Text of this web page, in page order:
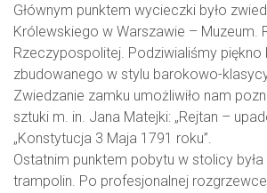
Głównym punktem wycieczki było
Królewskiego w Warszawie – Muzeum.
Rzeczypospolitej. Podziwialiśmy piękno
zbudowanego w stylu barokowo-
Zwiedzanie zamku umożliwiło nam
sztuki m. in. Jana Matejki: „Rejtan –
„Konstytucja 3 Maja 1791 roku”.
Ostatnim punktem pobytu w stolicy
trampolin. Po profesjonalnej